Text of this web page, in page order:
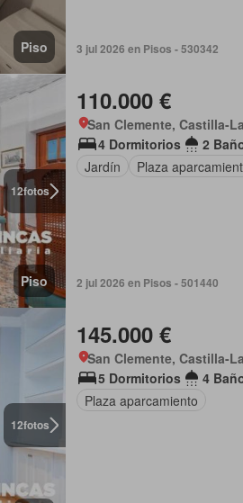
Piso 3 jul 2026 en Pisos - 530342
12fotos
Piso
110.000 €
San Clemente, Castilla-
4 Dormitorios
2
Jardín
Plaza
2 jul 2026 en Pisos - 501440
12fotos
145.000 €
San Clemente, Castilla-
5 Dormitorios
4
Plaza aparcamiento